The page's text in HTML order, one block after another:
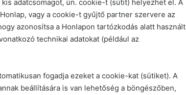
adatcsomagot, ún. cookie-t (sütit) helyezhet el. A
vagy a cookie-t gyűjtő partner szervere az
azonosítsa a Honlapon tartózkodás alatt használt
technikai adatokat (például az
fogadja ezeket a cookie-kat (sütiket). A
beállítására is van lehetőség a böngészőben,